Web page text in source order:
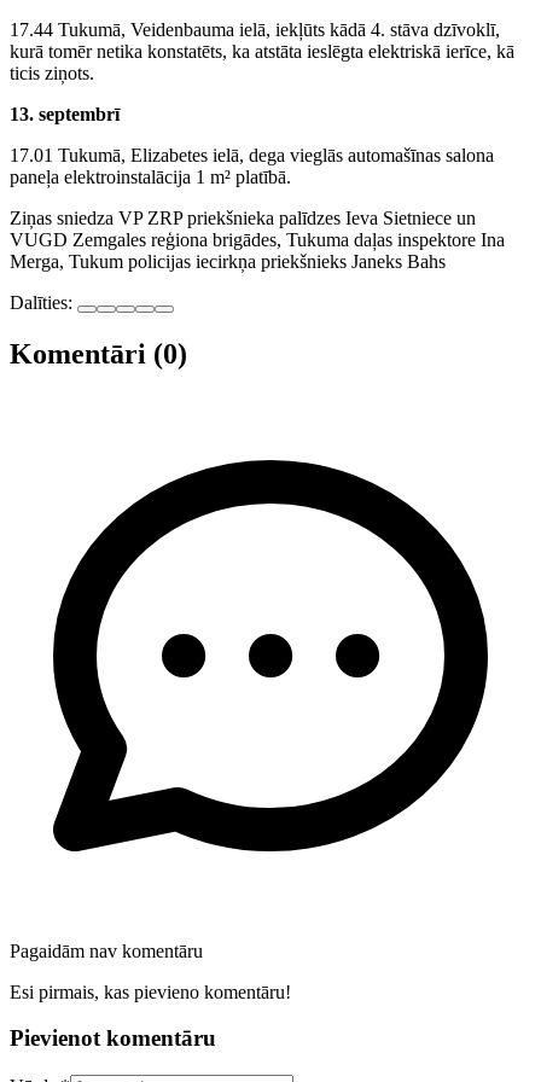
17.44 Tukumā, Veidenbauma ielā, iekļūts kādā 4. stāva dzīvoklī,
kurā tomēr netika konstatēts, ka atstāta ieslēgta elektriskā ierīce, kā
ticis ziņots.
13. septembrī
17.01 Tukumā, Elizabetes ielā, dega vieglās automašīnas salona
paneļa elektroinstalācija 1 m² platībā.
Ziņas sniedza VP ZRP priekšnieka palīdzes Ieva Sietniece un
VUGD Zemgales reģiona brigādes, Tukuma daļas inspektore Ina
Merga, Tukum policijas iecirkņa priekšnieks Janeks Bahs
Dalīties:
Komentāri (0)
Pagaidām nav komentāru
Esi pirmais, kas pievieno komentāru!
Pievienot komentāru